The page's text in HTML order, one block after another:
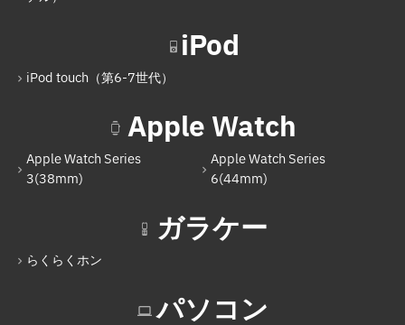
iPod touch（第6-7世代）
Apple Watch
Apple Watch Series 6(44mm)
ガラケー
iPod
iPod touch（第6-7世代）
Apple Watch
Apple Watch Series
3(38mm)
Apple Watch Series
6(44mm)
ガラケー
らくらくホン
パソコン